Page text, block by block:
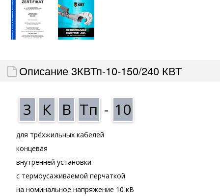
Описание 3КВТп-10-150/240 КВТ
3 К В Тп - 10
для трёхжильных кабелей
концевая
внутренней установки
с термоусаживаемой перчаткой
на номинальное напряжение 10 кВ